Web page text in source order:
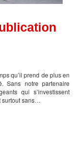
qu’il prend de plus en
Sans notre partenaire
qui s’investissent
surtout sans…